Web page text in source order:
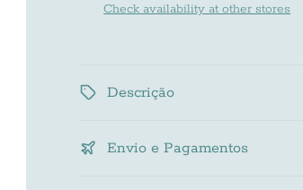
Check availability at other stores
Descrição
Envio e Pagamentos